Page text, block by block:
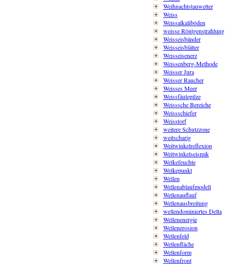
Weihnachtstauwetter
Weiss
Weissalkaliböden
weisse Röntgenstrahlung
Weisseisbänder
Weisseisblätter
Weisseisenerz
Weissenberg-Methode
Weisser Jura
Weisser Raucher
Weisses Meer
Weissfäulepilze
Weisssche Bereiche
Weissschiefer
Weisstorf
weitere Schutzzone
weitscharig
Weitwinkelreflexion
Weitwinkelseismik
Welkefeuchte
Welkepunkt
Wellen
Wellenablaufmodell
Wellenauflauf
Wellenausbreitung
wellendominiertes Delta
Wellenenergie
Wellenerosion
Wellenfeld
Wellenfläche
Wellenform
Wellenfront